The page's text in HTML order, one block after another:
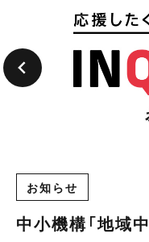
お知らせ
中小機構「地域